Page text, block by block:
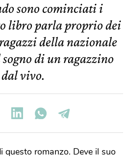
sono cominciati i
libro parla proprio dei
della nazionale
di un ragazzino
vivo.
questo romanzo. Deve il suo